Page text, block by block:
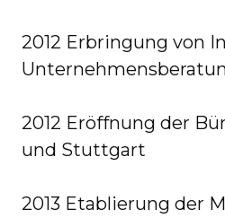
2012 Erbringung von
2012 Eröffnung der
und Stuttgart
2013 Etablierung der